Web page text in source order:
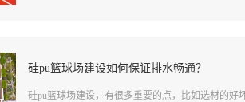
硅pu篮球场建设如何保证排水畅通？
硅pu篮球场建设，有很多重要的点，比如选材的